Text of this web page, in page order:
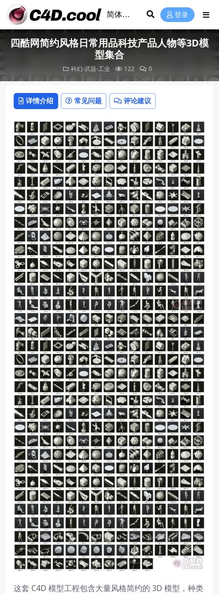
登录
四酷网简约风格日常用品科技产品人物等3D模
型集合
科幻-武器-工业 122 0
详情介绍 常见问题 评论建议
这套 C4D 模型工程包含大量风格简约的 3D 模型，种类